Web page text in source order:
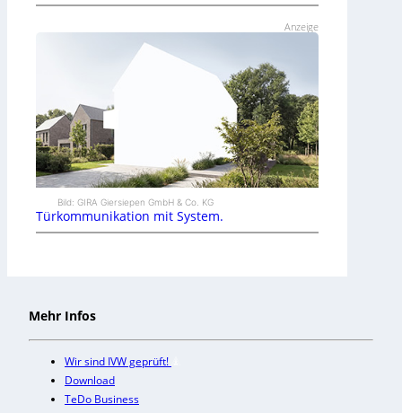
Anzeige
Bild: GIRA Giersiepen GmbH & Co. KG
Türkommunikation mit System.
Mehr Infos
Wir sind IVW geprüft!
Download
TeDo Business